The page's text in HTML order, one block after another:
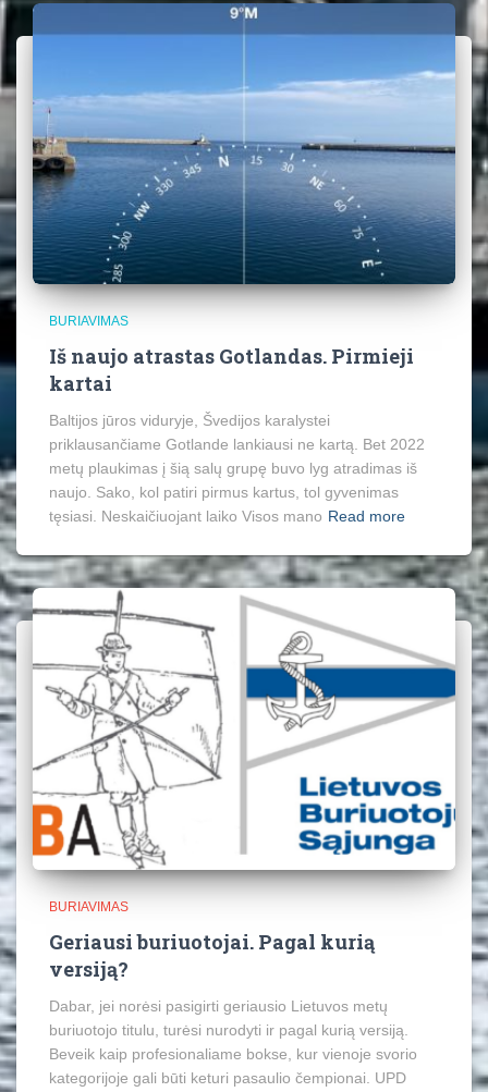
BURIAVIMAS
Iš naujo atrastas Gotlandas. Pirmieji
kartai
Baltijos jūros viduryje, Švedijos karalystei
priklausančiame Gotlande lankiausi ne kartą. Bet 2022
metų plaukimas į šią salų grupę buvo lyg atradimas iš
naujo. Sako, kol patiri pirmus kartus, tol gyvenimas
tęsiasi. Neskaičiuojant laiko Visos mano Read more
BURIAVIMAS
Geriausi buriuotojai. Pagal kurią
versiją?
Dabar, jei norėsi pasigirti geriausio Lietuvos metų
buriuotojo titulu, turėsi nurodyti ir pagal kurią versiją.
Beveik kaip profesionaliame bokse, kur vienoje svorio
kategorijoje gali būti keturi pasaulio čempionai. UPD